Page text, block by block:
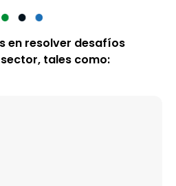
en resolver desafíos
tales como: